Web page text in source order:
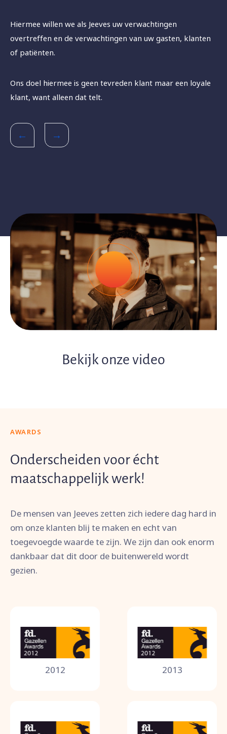
Hiermee willen we als Jeeves uw verwachtingen
overtreffen en de verwachtingen van uw gasten, klanten
of patiënten.
Ons doel hiermee is geen tevreden klant maar een loyale
klant, want alleen dat telt.
Bekijk onze video
AWARDS
Onderscheiden voor écht
maatschappelijk werk!
De mensen van Jeeves zetten zich iedere dag hard in
om onze klanten blij te maken en echt van
toegevoegde waarde te zijn. We zijn dan ook enorm
dankbaar dat dit door de buitenwereld wordt
gezien.
2012 2013